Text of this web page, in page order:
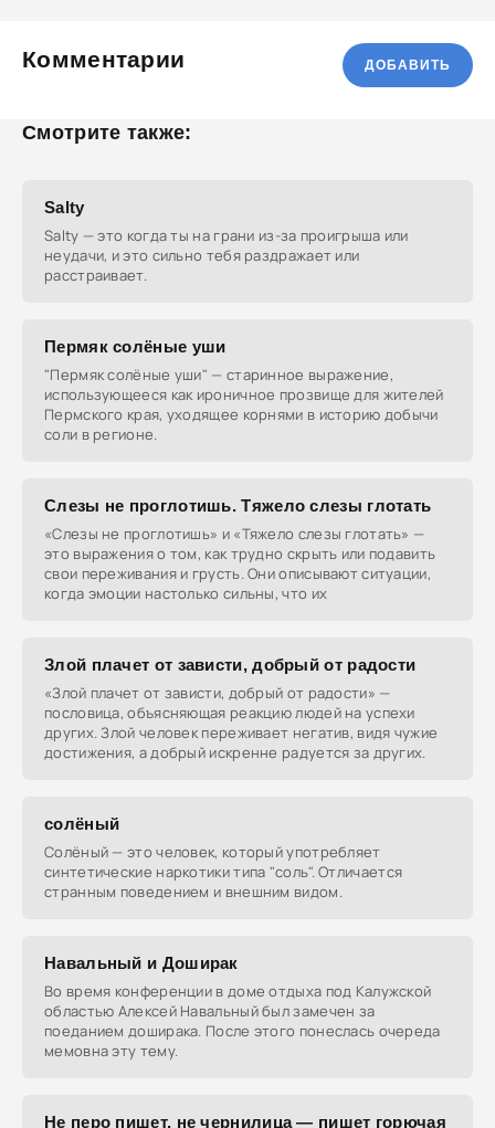
Комментарии ДОБАВИТЬ
Смотрите также:
Salty
Salty — это когда ты на грани из-за проигрыша или
неудачи, и это сильно тебя раздражает или
расстраивает.
Пермяк солёные уши
"Пермяк солёные уши" — старинное выражение,
использующееся как ироничное прозвище для жителей
Пермского края, уходящее корнями в историю добычи
соли в регионе.
Слезы не проглотишь. Тяжело слезы глотать
«Слезы не проглотишь» и «Тяжело слезы глотать» —
это выражения о том, как трудно скрыть или подавить
свои переживания и грусть. Они описывают ситуации,
когда эмоции настолько сильны, что их
Злой плачет от зависти, добрый от радости
«Злой плачет от зависти, добрый от радости» —
пословица, объясняющая реакцию людей на успехи
других. Злой человек переживает негатив, видя чужие
достижения, а добрый искренне радуется за других.
солёный
Солёный — это человек, который употребляет
синтетические наркотики типа "соль". Отличается
странным поведением и внешним видом.
Навальный и Доширак
Во время конференции в доме отдыха под Калужской
областью Алексей Навальный был замечен за
поеданием доширака. После этого понеслась очереда
мемовна эту тему.
Не перо пишет, не чернилица — пишет горючая